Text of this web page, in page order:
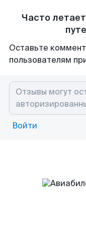
Часто
Оставьте
пользователям
Войти